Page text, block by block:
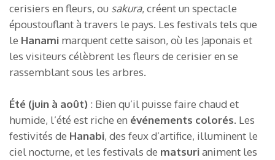
cerisiers en fleurs, ou sakura, créent un spectacle
époustouflant à travers le pays. Les festivals tels que
le Hanami marquent cette saison, où les Japonais et
les visiteurs célèbrent les fleurs de cerisier en se
rassemblant sous les arbres.
Été (juin à août) : Bien qu’il puisse faire chaud et
humide, l’été est riche en événements colorés. Les
festivités de Hanabi, des feux d’artifice, illuminent le
ciel nocturne, et les festivals de matsurianiment les